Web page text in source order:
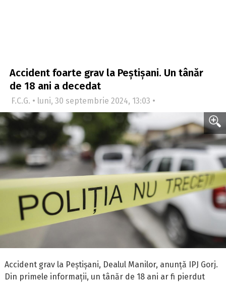
Accident foarte grav la Peștișani. Un tânăr
de 18 ani a decedat
F.C.G. • luni, 30 septembrie 2024, 13:03 •
Accident grav la Peștișani, Dealul Manilor, anunță IPJ Gorj.
Din primele informații, un tânăr de 18 ani ar fi pierdut